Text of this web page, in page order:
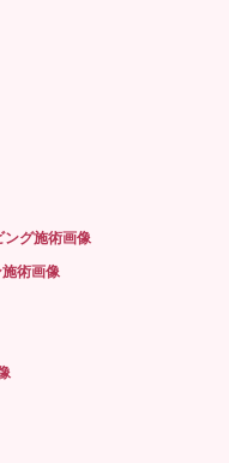
ング施術画像
術画像